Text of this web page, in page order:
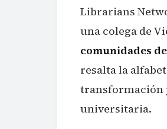
Librarians
una colega de
comunidades
resalta la
transformación
universitaria.